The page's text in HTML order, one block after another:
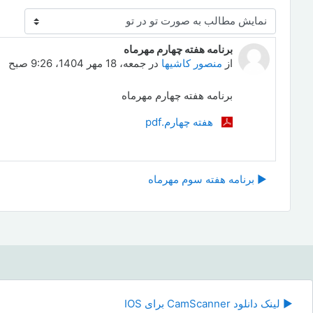
نحوهٔ نمایش
برنامه هفته چهارم مهرماه
از منصور کاشیها در جمعه، 18 مهر 1404، 9:26 صبح
Number of replies: 0
برنامه هفته چهارم مهرماه
هفته چهارم.pdf
▶︎ برنامه هفته سوم مهرماه
▶︎ لینک دانلود CamScanner برای IOS